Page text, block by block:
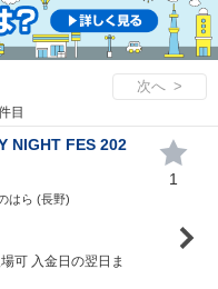
次へ >
目
NIGHT FES 202
はら (長野)
可 入金日の翌日ま
1